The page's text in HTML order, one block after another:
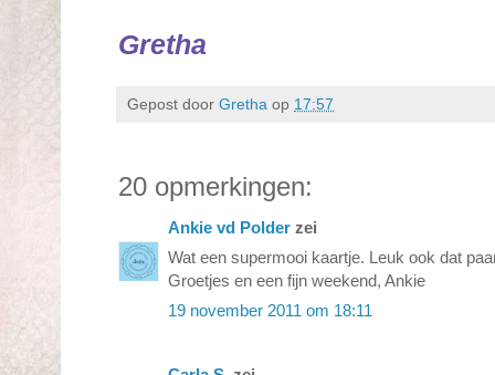
Gretha
Gepost door Gretha op 17:57
20 opmerkingen:
Ankie vd Polder zei
Wat een supermooi kaartje. Leuk ook dat
Groetjes en een fijn weekend, Ankie
19 november 2011 om 18:11